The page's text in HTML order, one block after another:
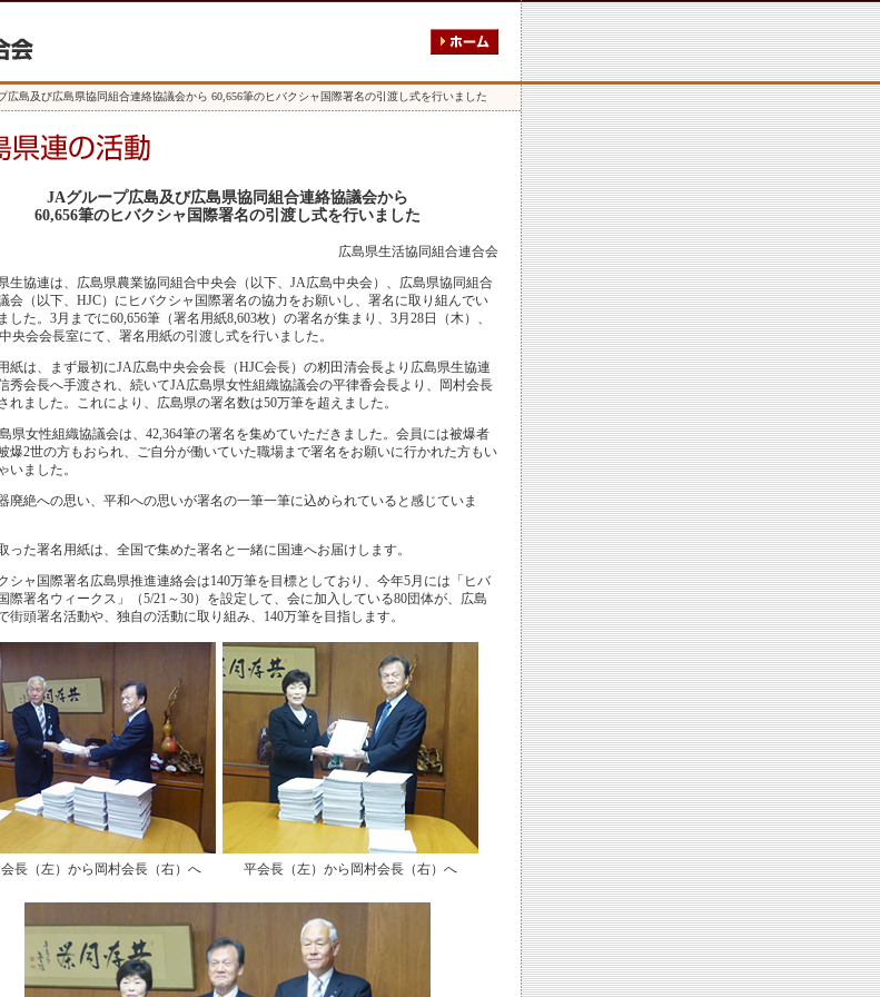
広島及び広島県協同組合連絡協議会から 60,656筆のヒバクシャ国際署名の引渡し式を行いました
JAグループ広島及び広島県協同組合連絡協議会から
60,656筆のヒバクシャ国際署名の引渡し式を行いました
広島県生活協同組合連合会
生協連は、広島県農業協同組合中央会（以下、JA広島中央会）、広島県協同組合
会（以下、HJC）にヒバクシャ国際署名の協力をお願いし、署名に取り組んでい
した。3月までに60,656筆（署名用紙8,603枚）の署名が集まり、3月28日（木）、
央会会長室にて、署名用紙の引渡し式を行いました。
紙は、まず最初にJA広島中央会会長（HJC会長）の籾田清会長より広島県生協連
秀会長へ手渡され、続いてJA広島県女性組織協議会の平律香会長より、岡村会長
れました。これにより、広島県の署名数は50万筆を超えました。
県女性組織協議会は、42,364筆の署名を集めていただきました。会員には被爆者
爆2世の方もおられ、ご自分が働いていた職場まで署名をお願いに行かれた方もい
いました。
廃絶への思い、平和への思いが署名の一筆一筆に込められていると感じていま
った署名用紙は、全国で集めた署名と一緒に国連へお届けします。
シャ国際署名広島県推進連絡会は140万筆を目標としており、今年5月には「ヒバ
際署名ウィークス」（5/21～30）を設定して、会に加入している80団体が、広島
街頭署名活動や、独自の活動に取り組み、140万筆を目指します。
長（左）から岡村会長（右）へ 平会長（左）から岡村会長（右）へ